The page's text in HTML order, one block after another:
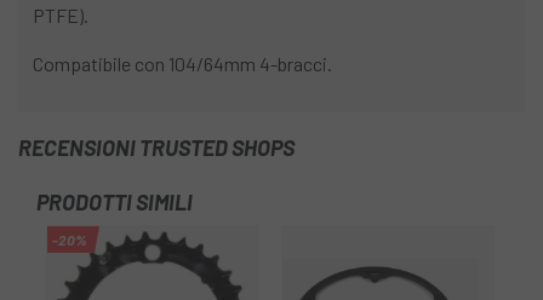
PTFE).
Compatibile con 104/64mm 4-bracci.
RECENSIONI TRUSTED SHOPS
PRODOTTI SIMILI
-20%